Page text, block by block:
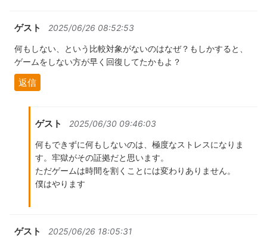
ゲスト 2025/06/26 08:52:53
何もしない、という比較対象がないのはなぜ？もしかすると、
ゲームをしない方が早く回復してたかもよ？
返信
ゲスト 2025/06/30 09:46:03
何もできずに何もしないのは、極度なストレスになりま
す。牢獄がその証拠だと思います。
ただゲームは時間を割くことには変わりありません。
僕はやります
ゲスト 2025/06/26 18:05:31